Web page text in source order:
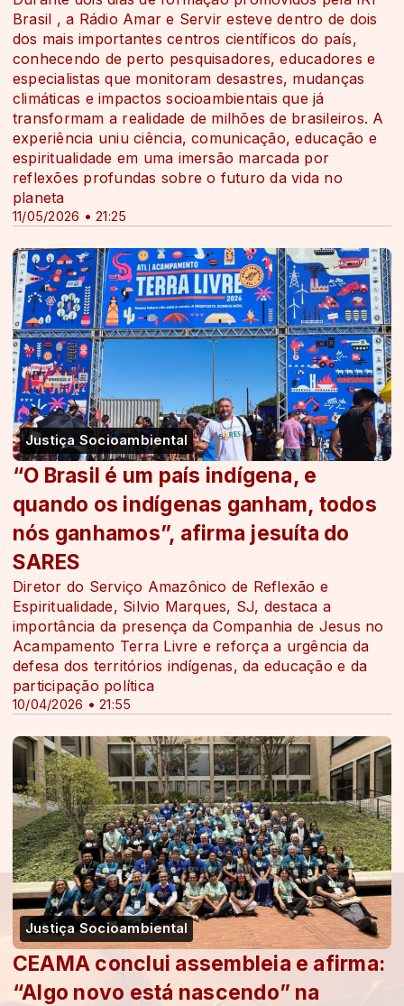
11/05/2026 • 21:25
Brasil , a Rádio Amar e Servir esteve dentro de dois
dos mais importantes centros científicos do país,
conhecendo de perto pesquisadores, educadores e
especialistas que monitoram desastres, mudanças
climáticas e impactos socioambientais que já
transformam a realidade de milhões de brasileiros. A
experiência uniu ciência, comunicação, educação e
espiritualidade em uma imersão marcada por
reflexões profundas sobre o futuro da vida no
planeta
Justiça Socioambiental
10/04/2026 • 21:55
“O Brasil é um país indígena, e
quando os indígenas ganham, todos
nós ganhamos”, afirma jesuíta do
SARES
Diretor do Serviço Amazônico de Reflexão e
Espiritualidade, Silvio Marques, SJ, destaca a
importância da presença da Companhia de Jesus no
Acampamento Terra Livre e reforça a urgência da
defesa dos territórios indígenas, da educação e da
participação política
Justiça Socioambiental
CEAMA conclui assembleia e afirma:
“Algo novo está nascendo” na